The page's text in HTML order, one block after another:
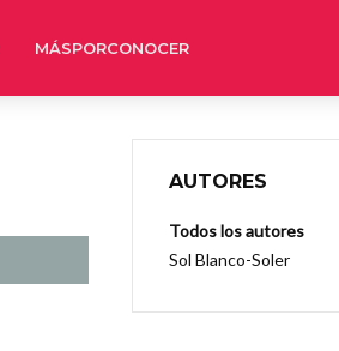
MÁSPORCONOCER
AUTORES
Todos los autores
Sol Blanco-Soler